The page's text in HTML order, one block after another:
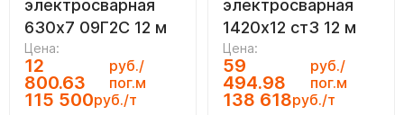
электросварная
630х7 09Г2С 12 м
Цена:
12
800.63
руб./
пог.м
115 500руб./т
электросварная
1420х12 ст3 12 м
Цена:
59
494.98
руб./
пог.м
138 618руб./т